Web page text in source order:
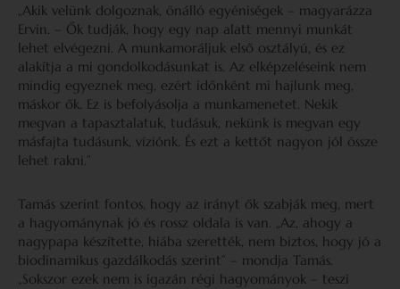
„Akik velünk dolgoznak, önálló egyéniségek – magyarázza
Ervin. – Ők tudják, hogy egy nap alatt mennyi munkát
lehet elvégezni. A munkamoráljuk első osztályú, és ez
alakítja a mi gondolkodásunkat is. Az elképzeléseink nem
mindig egyeznek meg, ezért időnként mi hajlunk meg,
máskor ők. Ez is befolyásolja a munkamenetet. Nekik
megvan a tapasztalatuk, tudásuk, nekünk is megvan egy
másfajta tudásunk, víziónk. És ezt a kettőt nagyon jól össze
lehet rakni.”
Tamás szerint fontos, hogy az irányt ők szabják meg, mert
a hagyománynak jó és rossz oldala is van. „Az, ahogy a
nagypapa készítette, hiába szerették, nem biztos, hogy jó a
biodinamikus gazdálkodás szerint” – mondja Tamás.
„Sokszor ezek nem is igazán régi hagyományok – teszi